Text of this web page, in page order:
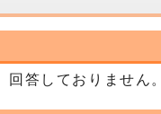
答しておりません。